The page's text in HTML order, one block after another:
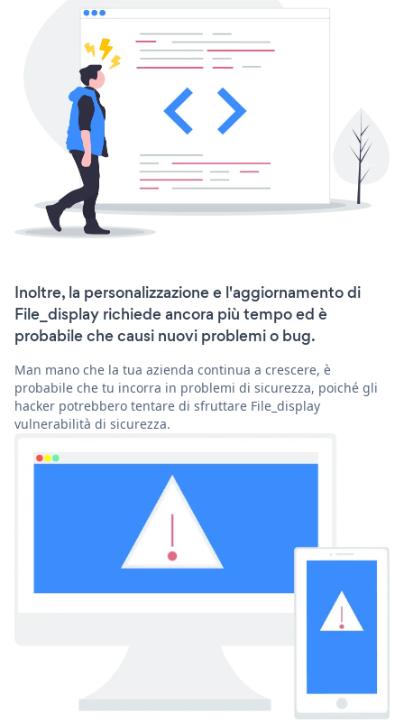
Inoltre, la personalizzazione e l'aggiornamento di
File_display richiede ancora più tempo ed è
probabile che causi nuovi problemi o bug.
Man mano che la tua azienda continua a crescere, è
probabile che tu incorra in problemi di sicurezza, poiché gli
hacker potrebbero tentare di sfruttare File_display
vulnerabilità di sicurezza.